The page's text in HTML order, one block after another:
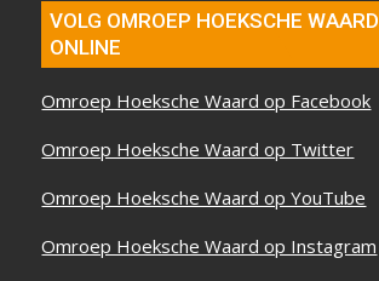
VOLG OMROEP HOEKSCHE WAARD
ONLINE
Omroep Hoeksche Waard op Facebook
Omroep Hoeksche Waard op Twitter
Omroep Hoeksche Waard op YouTube
Omroep Hoeksche Waard op Instagram